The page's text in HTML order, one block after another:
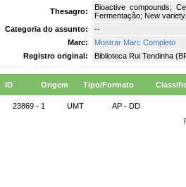
Thesagro:
Bioactive compounds;
Fermentação; New variety.
Categoria do assunto:
--
Marc:
Mostrar Marc Completo
Registro original:
Biblioteca Rui Tendinha
ID Origem Tipo/Formato
23869 - 1 UMT AP - DD